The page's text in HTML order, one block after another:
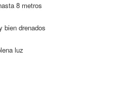
8 metros
bien drenados
luz